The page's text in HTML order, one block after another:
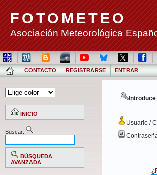
FOTOMETEO
Asociación Meteorológica
CONTACTO REGISTRARSE ENTRAR
INICIO
Buscar:
BÚSQUEDA
AVANZADA
Usuario /